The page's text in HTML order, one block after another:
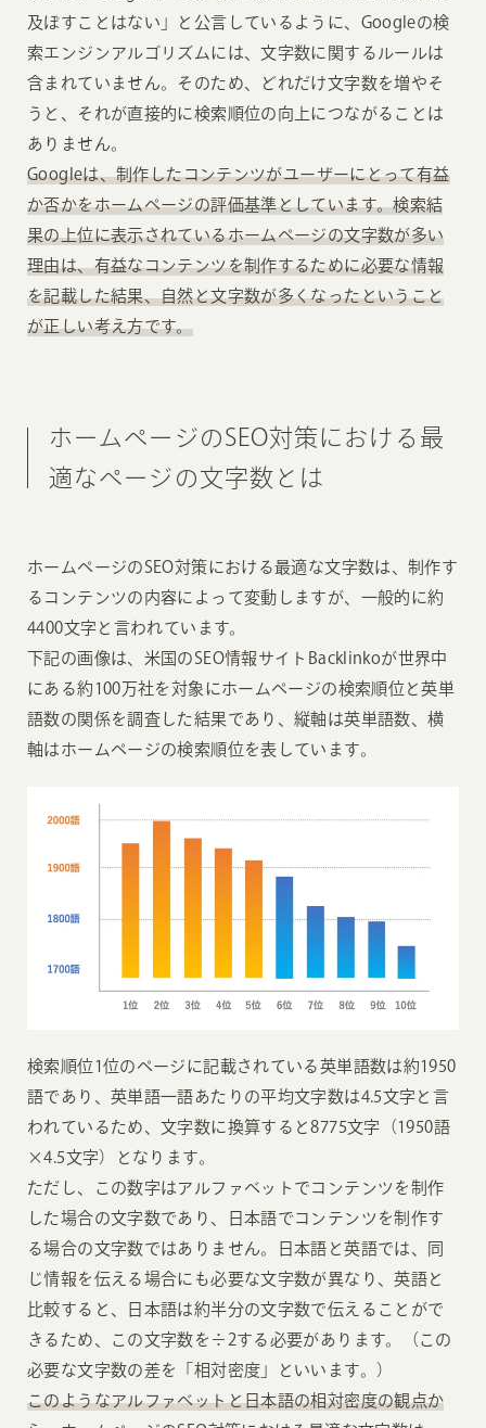
及ぼすことはない」と公言しているように、Googleの検
索エンジンアルゴリズムには、文字数に関するルールは
含まれていません。そのため、どれだけ文字数を増やそ
うと、それが直接的に検索順位の向上につながることは
ありません。
Googleは、制作したコンテンツがユーザーにとって有益
か否かをホームページの評価基準としています。検索結
果の上位に表示されているホームページの文字数が多い
理由は、有益なコンテンツを制作するために必要な情報
を記載した結果、自然と文字数が多くなったということ
が正しい考え方です。
ホームページのSEO対策における最
適なページの文字数とは
ホームページのSEO対策における最適な文字数は、制作す
るコンテンツの内容によって変動しますが、一般的に約
4400文字と言われています。
下記の画像は、米国のSEO情報サイトBacklinkoが世界中
にある約100万社を対象にホームページの検索順位と英単
語数の関係を調査した結果であり、縦軸は英単語数、横
軸はホームページの検索順位を表しています。
検索順位1位のページに記載されている英単語数は約1950
語であり、英単語一語あたりの平均文字数は4.5文字と言
われているため、文字数に換算すると8775文字（1950語
×4.5文字）となります。
ただし、この数字はアルファベットでコンテンツを制作
した場合の文字数であり、日本語でコンテンツを制作す
る場合の文字数ではありません。日本語と英語では、同
じ情報を伝える場合にも必要な文字数が異なり、英語と
比較すると、日本語は約半分の文字数で伝えることがで
きるため、この文字数を÷2する必要があります。（この
必要な文字数の差を「相対密度」といいます。）
このようなアルファベットと日本語の相対密度の観点か